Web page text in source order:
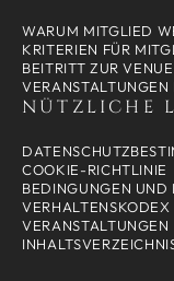
WARUM MITGLIED
KRITERIEN FÜR
BEITRITT ZUR
VERANSTALTUNGEN
NÜTZLICHE
COOKIE-RICHTLINIE
BEDINGUNGEN UND
VERHALTENSKODEX
VERANSTALTUNGEN